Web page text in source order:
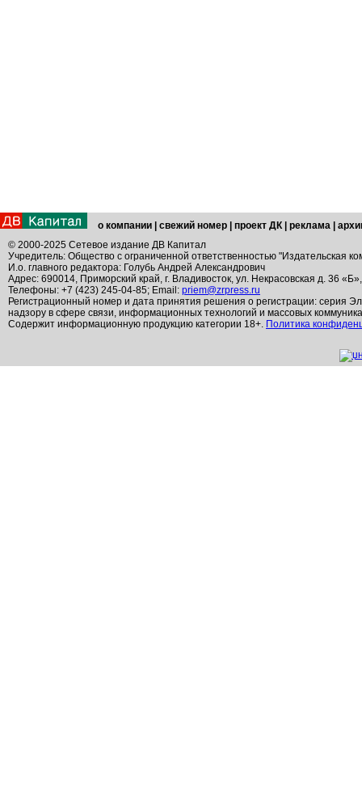
о компании свежий номер проект ДК реклама
© 2000-2025 Сетевое издание ДВ Капитал
Учредитель: Общество с ограниченной ответственностью "Издательская
И.о. главного редактора: Голубь Андрей Александрович
Адрес: 690014, Приморский край, г. Владивосток, ул. Некрасовская д. 36
Телефоны: +7 (423) 245-04-85; Email: priem@zrpress.ru
Регистрационный номер и дата принятия решения о регистрации: серия
надзору в сфере связи, информационных технологий и массовых
Содержит информационную продукцию категории 18+. Политика